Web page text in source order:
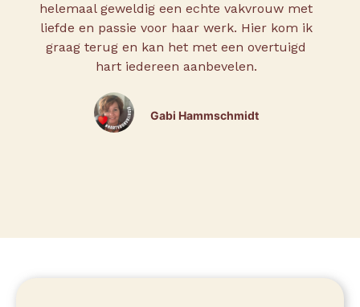
helemaal geweldig een echte vakvrouw met
liefde en passie voor haar werk. Hier kom ik
graag terug en kan het met een overtuigd
hart iedereen aanbevelen.
Gabi Hammschmidt